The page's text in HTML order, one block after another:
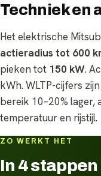
Techniek en
Het elektrische
actieradius tot 600
pieken tot 150 kW.
kWh. WLTP-cijfers
bereik 10–20% lager,
temperatuur en rijstijl.
ZO WERKT HET
In 4